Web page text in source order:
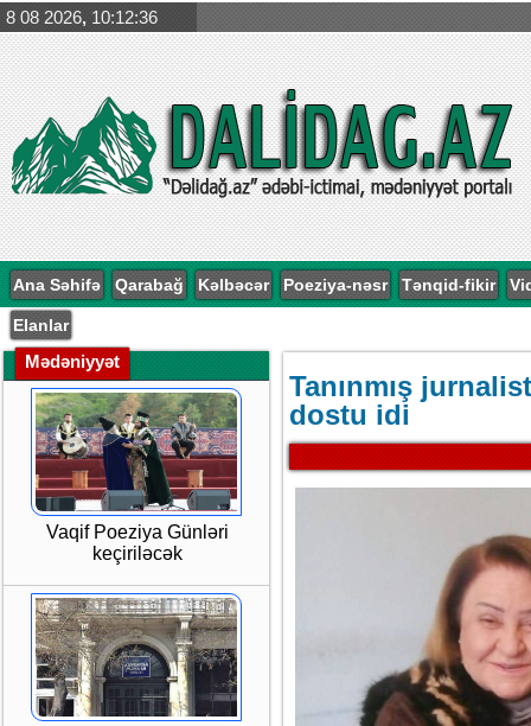
8 08 2026, 10:12:36
Ana Səhifə Qarabağ Kəlbəcər Poeziya-nəsr Tənqid-fikir
Elanlar
Mədəniyyət
Vaqif Poeziya Günləri
keçiriləcək
Tanınmış
dostu idi